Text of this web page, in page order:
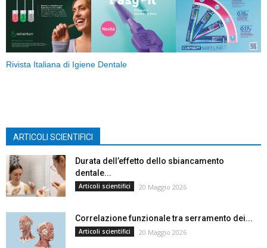
Rivista Italiana di Igiene Dentale
ARTICOLI SCIENTIFICI
Durata dell’effetto dello sbiancamento
dentale...
Articoli scientifici 20 Maggio 2026
Correlazione funzionale tra serramento dei...
Articoli scientifici 20 Maggio 2026